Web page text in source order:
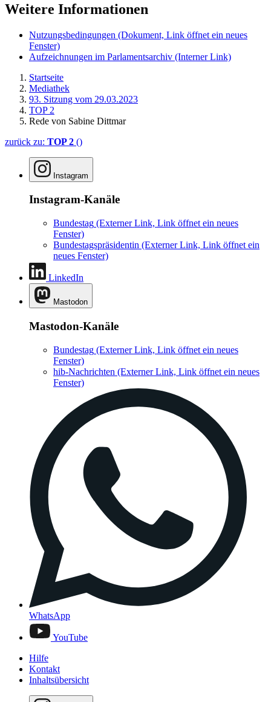
Weitere Informationen
Nutzungsbedingungen (Dokument, Link öffnet ein neues
Fenster)
Aufzeichnungen im Parlamentsarchiv (Interner Link)
Startseite
Mediathek
93. Sitzung vom 29.03.2023
TOP 2
Rede von Sabine Dittmar
zurück zu: TOP 2 ()
Instagram
Instagram-Kanäle
Bundestag (Externer Link, Link öffnet ein neues
Fenster)
Bundestagspräsidentin (Externer Link, Link öffnet ein
neues Fenster)
LinkedIn
Mastodon
Mastodon-Kanäle
Bundestag (Externer Link, Link öffnet ein neues
Fenster)
hib-Nachrichten (Externer Link, Link öffnet ein neues
Fenster)
WhatsApp
YouTube
Hilfe
Kontakt
Inhaltsübersicht